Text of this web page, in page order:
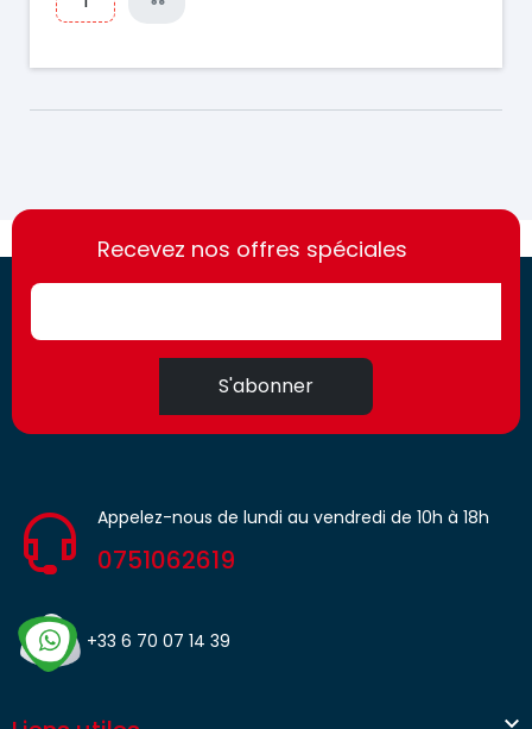
https://france-
access.fr
https://france-
access.fr
Recevez nos offres spéciales
S'abonner
Appelez-nous de lundi au vendredi de 10h à 18h
0751062619
+33 6 70 07 14 39